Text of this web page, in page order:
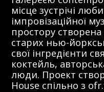
місце зустрічі
імпровізаційної
простору
старих нью-
свої інгредієнти
коктейль,
люди. Проект
House спільно з